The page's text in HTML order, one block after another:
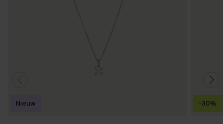
Nieuw -30%